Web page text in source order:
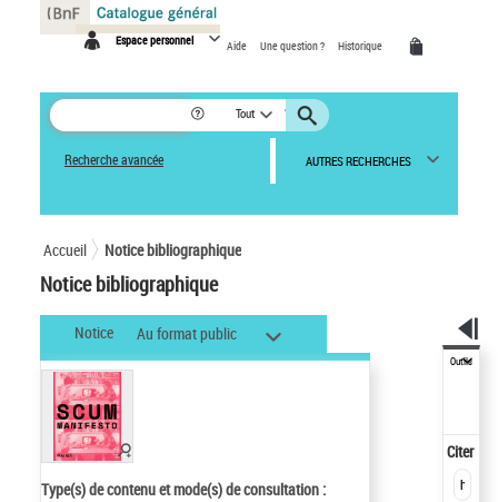
Espace personnel Aide Une question ? Historique
Tout
Recherche avancée AUTRES RECHERCHES
Accueil Notice bibliographique
Notice bibliographique
Notice Au format public
Type(s) de contenu et mode(s) de consultation :
Outils
Citer
Panneau de gestion des cookies